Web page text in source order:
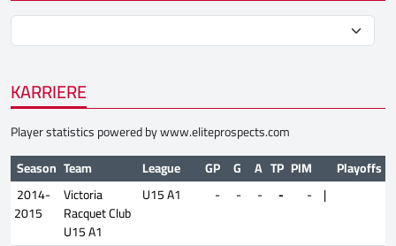
KARRIERE
Player statistics powered bywww.eliteprospects.com
Season Team League GP G A TP PIM Playoffs
2014-
2015
Victoria
Racquet Club
U15 A1
U15 A1 - - - - - |